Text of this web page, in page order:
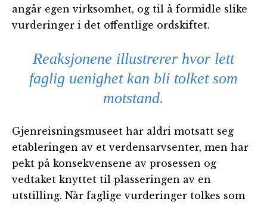
angår egen virksomhet, og til å formidle slike
vurderinger i det offentlige ordskiftet.
Reaksjonene illustrerer hvor lett
faglig uenighet kan bli tolket som
motstand.
Gjenreisningsmuseet har aldri motsatt seg
etableringen av et verdensarvsenter, men har
pekt på konsekvensene av prosessen og
vedtaket knyttet til plasseringen av en
utstilling. Når faglige vurderinger tolkes som